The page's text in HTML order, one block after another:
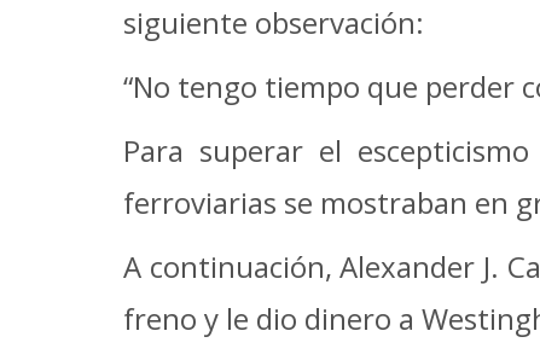
siguiente observación:
“No tengo tiempo que perder
Para superar el
ferroviarias se mostraban en
A continuación, Alexander J.
freno y le dio dinero a